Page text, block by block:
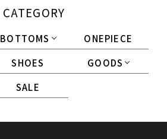
CATEGORY
BOTTOMS
ONEPIECE
SHOES
GOODS
SALE